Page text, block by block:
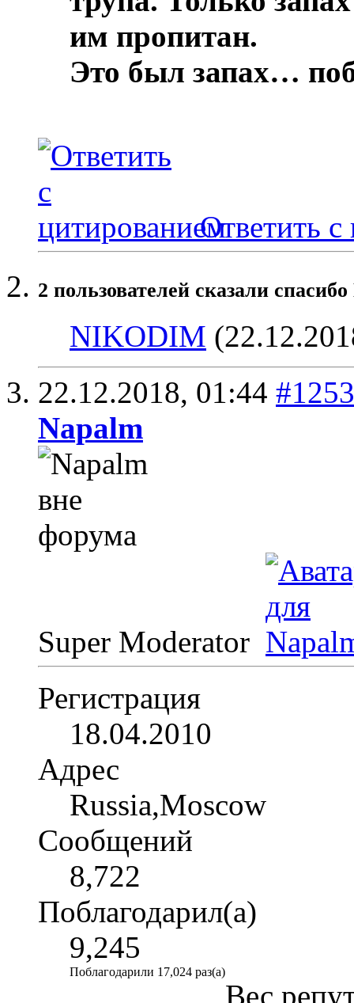
им пропитан.
Это был запах…
Ответить с
2 пользователей сказали
NIKODIM
22.12.2018, 01:44
Napalm
Super Moderator
Регистрация
18.04.2010
Адрес
Russia,Moscow
Сообщений
8,722
Поблагодарил(а)
9,245
Поблагодарили 17,024 раз(а)
Вес